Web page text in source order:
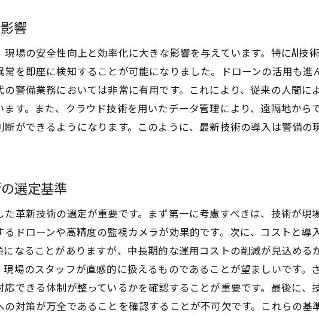
監視カメラの効率的な配置方法
監視カメラデータの活用方法
プライバシーと監視効率のバランス
監視カメラ技術の今後の展望
ドローン活用で警備現場の見守りを効率化する秘訣
ドローン技術の最新トレンド
警備におけるドローンの活用事例
ドローン運用に必要なスキルと訓練
技術革新が警備業務効率化に与える実際の効果
革新技術によるコスト削減効果
響
場の安全性向上と効率化に大きな影響を与えています。特にAI技
を即座に検知することが可能になりました。ドローンの活用も
警備業務においては非常に有用です。これにより、従来の人間
す。また、クラウド技術を用いたデータ管理により、遠隔地か
ができるようになります。このように、最新技術の導入は警備
選定基準
革新技術の選定が重要です。まず第一に考慮すべきは、技術が現
ドローンや高精度の監視カメラが効果的です。次に、コストと
なることがありますが、中長期的な運用コストの削減が見込める
場のスタッフが直感的に扱えるものであることが望ましいです。
できる体制が整っているかを確認することが重要です。最後に、
対策が万全であることを確認することが不可欠です。これらの